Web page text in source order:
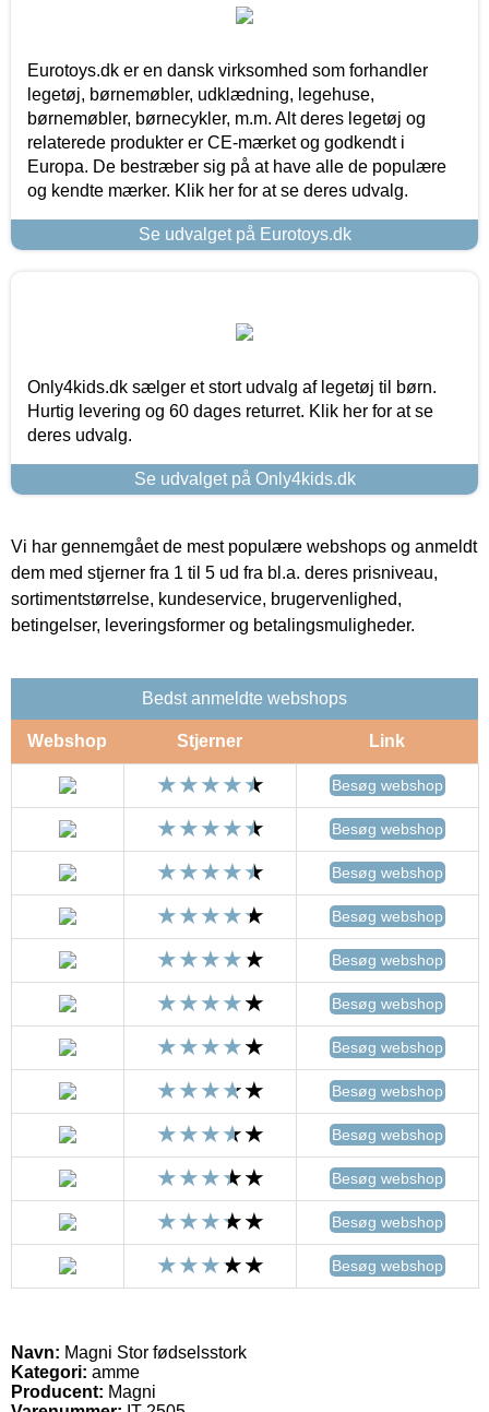
Eurotoys.dk er en dansk virksomhed som forhandler
legetøj, børnemøbler, udklædning, legehuse,
børnemøbler, børnecykler, m.m. Alt deres legetøj og
relaterede produkter er CE-mærket og godkendt i
Europa. De bestræber sig på at have alle de populære
og kendte mærker. Klik her for at se deres udvalg.
Se udvalget på Eurotoys.dk
Only4kids.dk sælger et stort udvalg af legetøj til børn.
Hurtig levering og 60 dages returret. Klik her for at se
deres udvalg.
Se udvalget på Only4kids.dk
Vi har gennemgået de mest populære webshops og anmeldt
dem med stjerner fra 1 til 5 ud fra bl.a. deres prisniveau,
sortimentstørrelse, kundeservice, brugervenlighed,
betingelser, leveringsformer og betalingsmuligheder.
Bedst anmeldte webshops
Webshop Stjerner Link
Besøg webshop
Besøg webshop
Besøg webshop
Besøg webshop
Besøg webshop
Besøg webshop
Besøg webshop
Besøg webshop
Besøg webshop
Besøg webshop
Besøg webshop
Besøg webshop
Navn: Magni Stor fødselsstork
Kategori: amme
Producent: Magni